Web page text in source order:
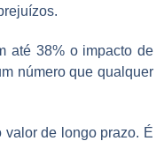
até 38% o impacto de
número que qualquer
de longo prazo. É